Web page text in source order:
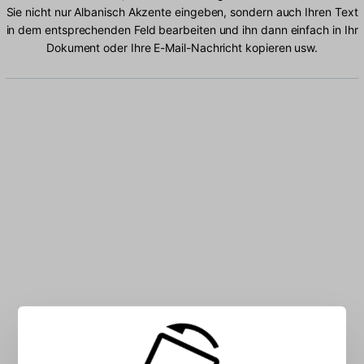
Sie nicht nur Albanisch Akzente eingeben, sondern auch Ihren Text
in dem entsprechenden Feld bearbeiten und ihn dann einfach in Ihr
Dokument oder Ihre E-Mail-Nachricht kopieren usw.
Geben Sie Albanisch Zeichen in das Feld ein: